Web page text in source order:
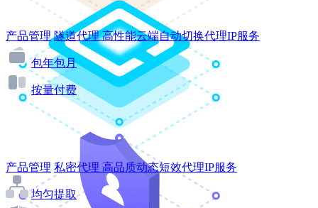
产品管理 隧道代理 高性能云端自动切换代理IP服务
包年包月
按量付费
产品管理 私密代理 高品质动态短效代理IP服务
均匀提取